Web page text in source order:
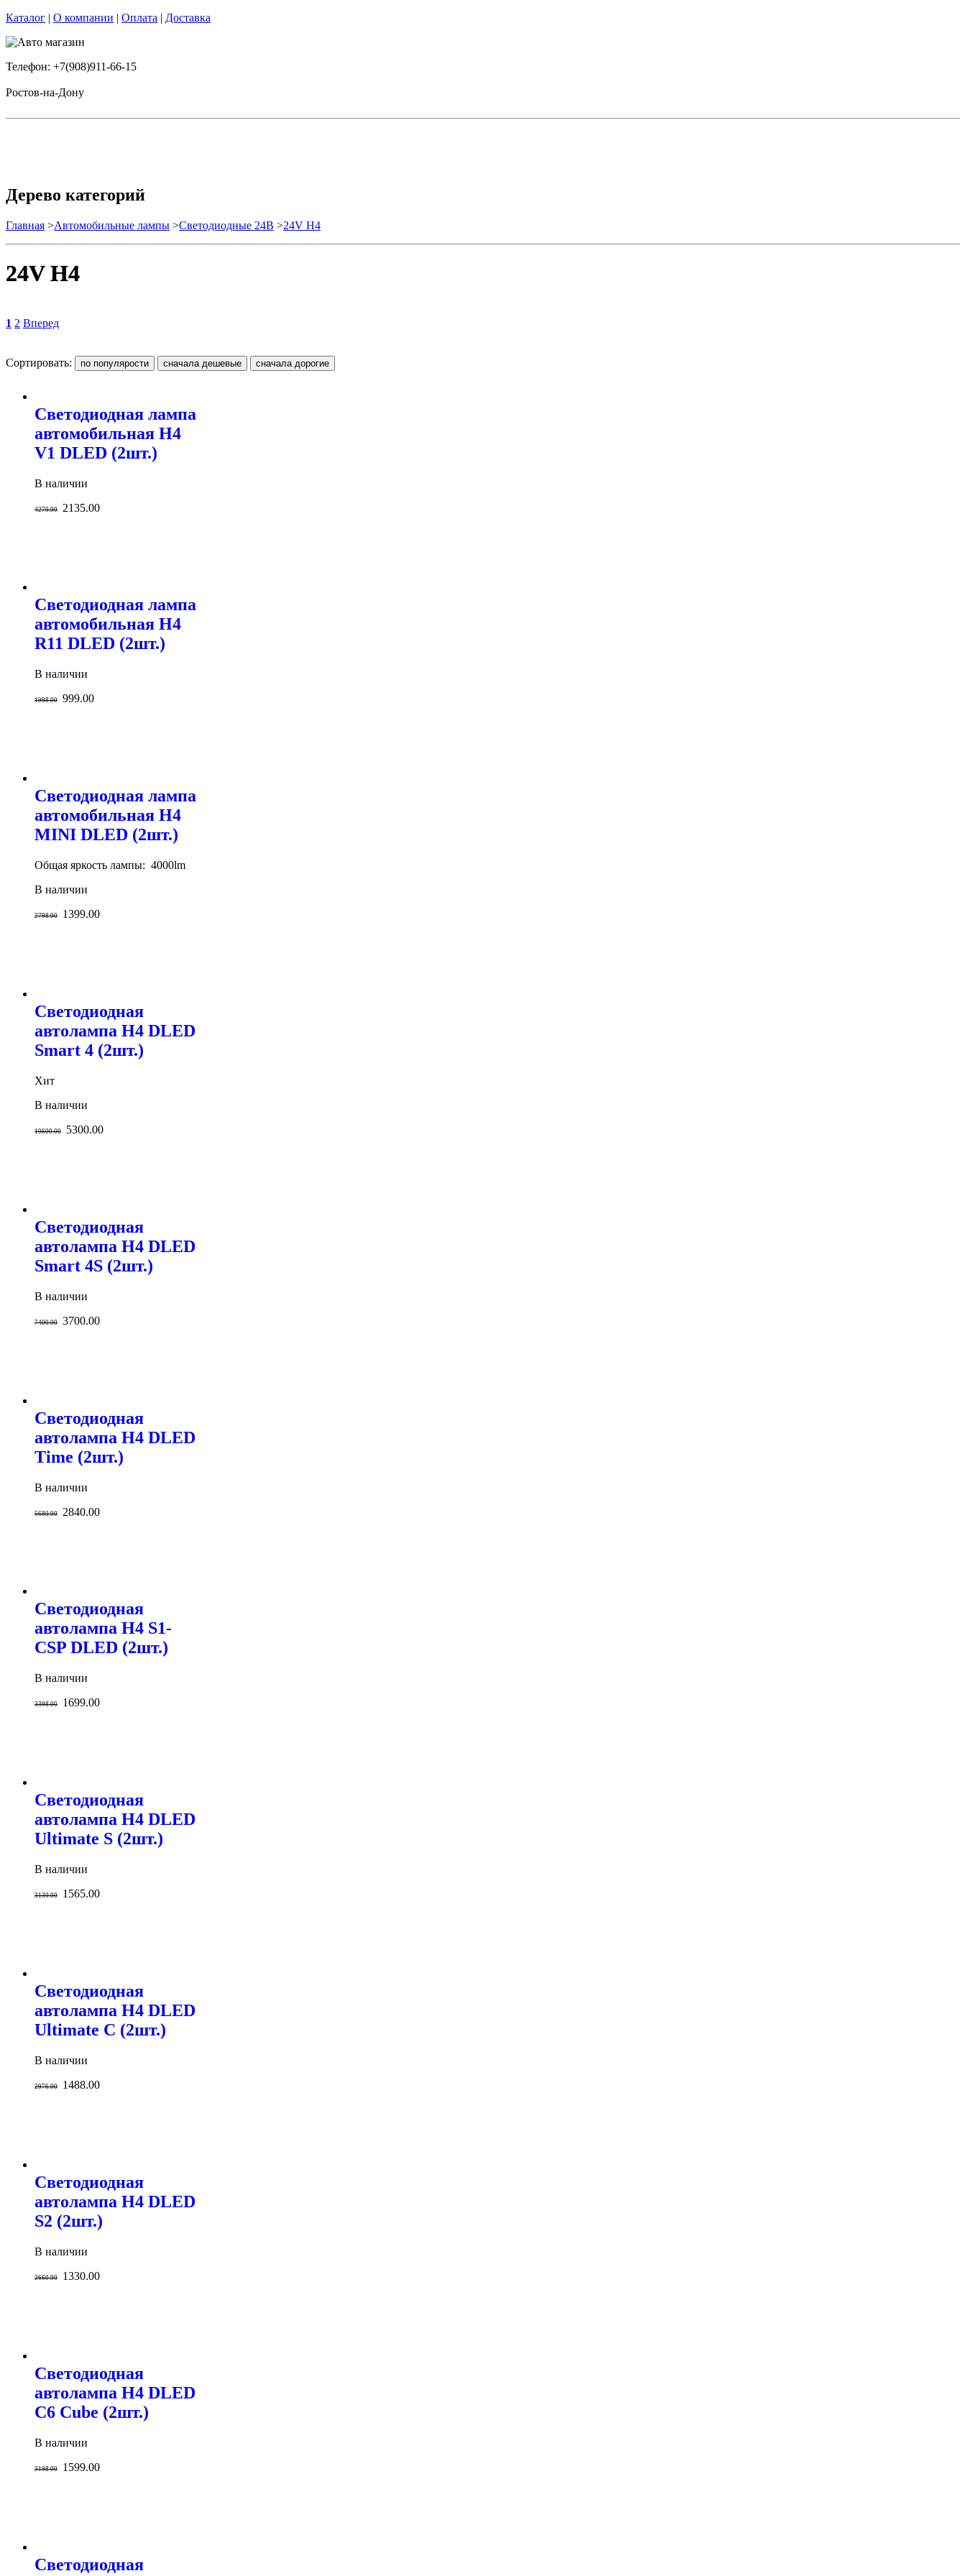
Каталог | О компании | Оплата | Доставка
Телефон: +7(908)911-66-15
Ростов-на-Дону
Дерево категорий
Главная >Автомобильные лампы >Cветодиодные 24B >24V H4
24V H4
1 2 Вперед
Сортировать:
Светодиодная лампа
автомобильная H4
V1 DLED (2шт.)
В наличии
4270.00 2135.00
Светодиодная лампа
автомобильная H4
R11 DLED (2шт.)
В наличии
1998.00 999.00
Светодиодная лампа
автомобильная H4
MINI DLED (2шт.)
Общая яркость лампы: 4000lm
В наличии
2798.00 1399.00
Светодиодная
автолампа H4 DLED
Smart 4 (2шт.)
Хит
В наличии
10600.00 5300.00
Светодиодная
автолампа H4 DLED
Smart 4S (2шт.)
В наличии
7400.00 3700.00
Светодиодная
автолампа H4 DLED
Time (2шт.)
В наличии
5680.00 2840.00
Светодиодная
автолампа H4 S1-
CSP DLED (2шт.)
В наличии
3398.00 1699.00
Светодиодная
автолампа H4 DLED
Ultimate S (2шт.)
В наличии
3130.00 1565.00
Светодиодная
автолампа H4 DLED
Ultimate C (2шт.)
В наличии
2976.00 1488.00
Светодиодная
автолампа H4 DLED
S2 (2шт.)
В наличии
2660.00 1330.00
Светодиодная
автолампа H4 DLED
С6 Cube (2шт.)
В наличии
3198.00 1599.00
Светодиодная